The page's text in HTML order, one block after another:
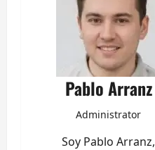
Pablo Arranz
Administrator
Soy Pablo Arranz,